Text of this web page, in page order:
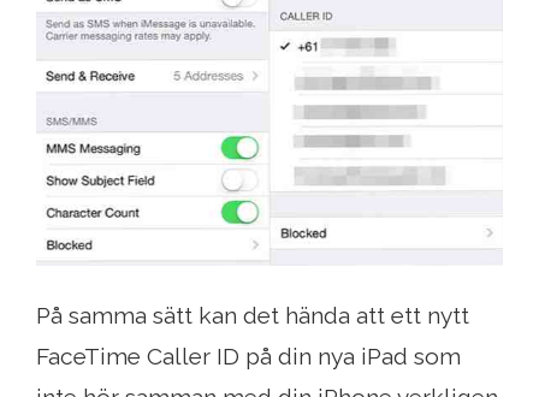
På samma sätt kan det hända att ett nytt
FaceTime Caller ID på din nya iPad som